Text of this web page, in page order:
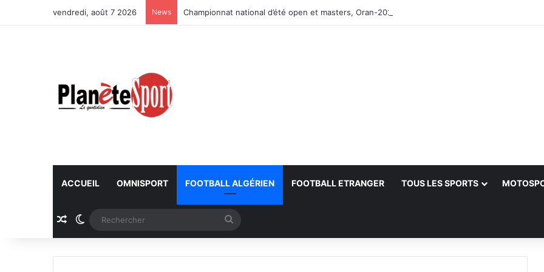
vendredi, août 7 2026 News Championnat national d’été open et masters, Oran-2026 — Le CRB s’adjuge le titre
ACCUEIL OMNISPORT FOOTBALL ALGÉRIEN FOOTBALL ETRANGER TOUS LES SPORTS
Article Aléatoire
Switch skin